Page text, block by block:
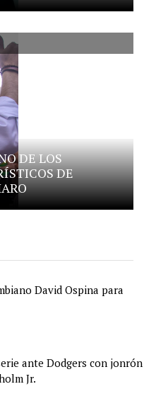
DE LOS
DE
David Ospina para
ante Dodgers con jonrón
Jr.